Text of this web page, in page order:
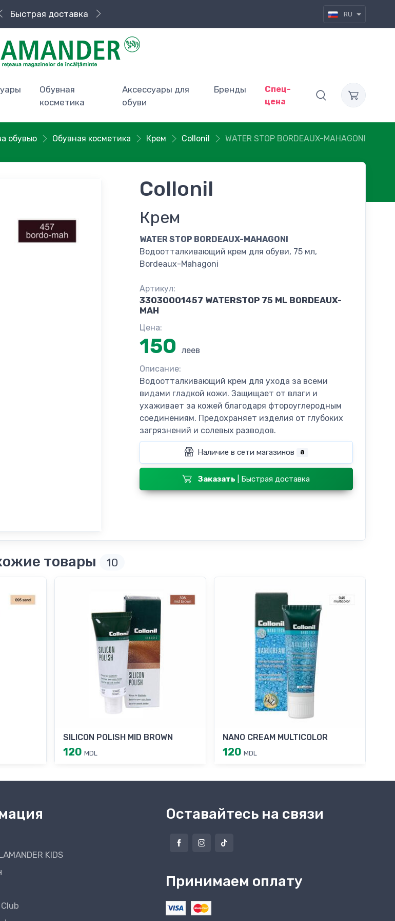
Быстрая доставка RU
Обувная
косметика
Аксессуары для
обуви
Бренды
Спец-
цена
обувью Обувная косметика Крем Collonil WATER STOP BORDEAUX-MAHAGONI
Collonil
Крем
WATER STOP BORDEAUX-MAHAGONI
Водоотталкивающий крем для обуви, 75 мл,
Bordeaux-Mahagoni
Артикул:
33030001457 WATERSTOP 75 ML BORDEAUX-
MAH
Цена:
150
леев
Описание:
Водоотталкивающий крем для ухода за всеми
видами гладкой кожи. Защищает от влаги и
ухаживает за кожей благодаря фтороуглеродным
соединениям. Предохраняет изделия от глубоких
загрязнений и солевых разводов.
Наличие в сети магазинов 8
Заказать | Быстрая доставка
товары 10
SILICON POLISH MID BROWN
120 MDL
NANO CREAM MULTICOLOR
120 MDL
KIDS
Оставайтесь на связи
Принимаем оплату